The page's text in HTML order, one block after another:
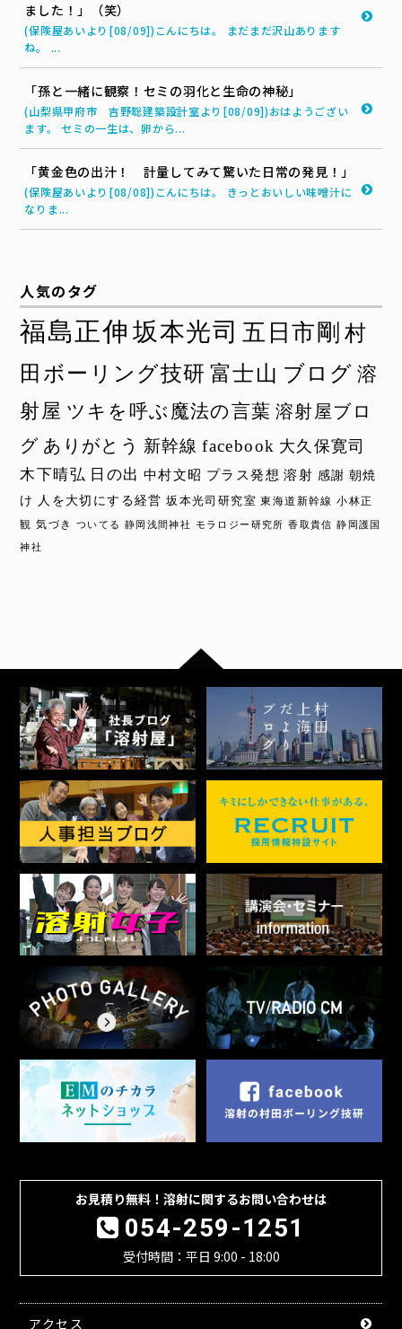
ました！」（笑）
(保険屋あいより[08/09])こんにちは。 まだまだ沢山あります
ね。 ...
「孫と一緒に観察！セミの羽化と生命の神秘」
(山梨県甲府市 吉野聡建築設計室より[08/09])おはようござい
ます。 セミの一生は、卵から...
「黄金色の出汁！ 計量してみて驚いた日常の発見！」
(保険屋あいより[08/08])こんにちは。 きっとおいしい味噌汁に
なりま...
人気のタグ
福島正伸 坂本光司 五日市剛 村
田ボーリング技研 富士山 ブログ 溶
射屋 ツキを呼ぶ魔法の言葉 溶射屋ブロ
グ ありがとう 新幹線 facebook 大久保寛司
木下晴弘 日の出 中村文昭 プラス発想 溶射 感謝 朝焼
け 人を大切にする経営 坂本光司研究室 東海道新幹線 小林正
観 気づき ついてる 静岡浅間神社 モラロジー研究所 香取貴信 静岡護国
神社
お見積り無料！溶射に関するお問い合わせは
054-259-1251
受付時間：平日 9:00 - 18:00
アクセス